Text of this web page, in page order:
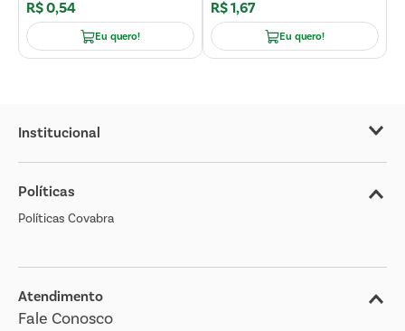
R$0,54
Eu quero!
R$1,67
Eu quero!
Institucional
Sobre o Covabra
Nossas Lojas
Cliente Bem Estar
Jornal de Ofertas
Transparência Salarial
Políticas
Políticas Covabra
Atendimento
Fale Conosco